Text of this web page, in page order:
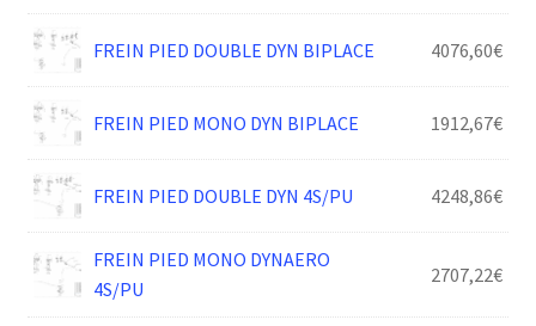
FREIN PIED DOUBLE DYN BIPLACE 4076,60€
FREIN PIED MONO DYN BIPLACE 1912,67€
FREIN PIED DOUBLE DYN 4S/PU 4248,86€
FREIN PIED MONO DYNAERO
4S/PU
2707,22€